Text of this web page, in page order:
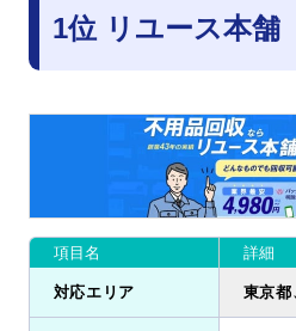
1位 リユース本舗
項目名 詳細
対応エリア 東京都